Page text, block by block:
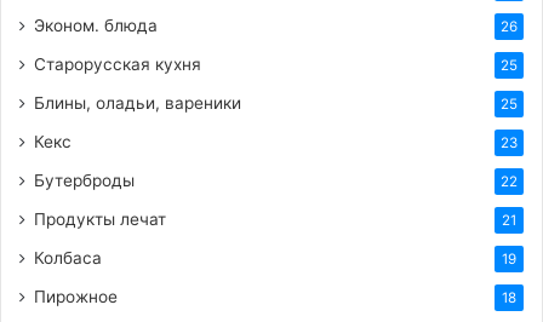
Эконом. блюда 26
Старорусская кухня 25
Блины, оладьи, вареники 25
Кекс 23
Бутерброды 22
Продукты лечат 21
Колбаса 19
Пирожное 18